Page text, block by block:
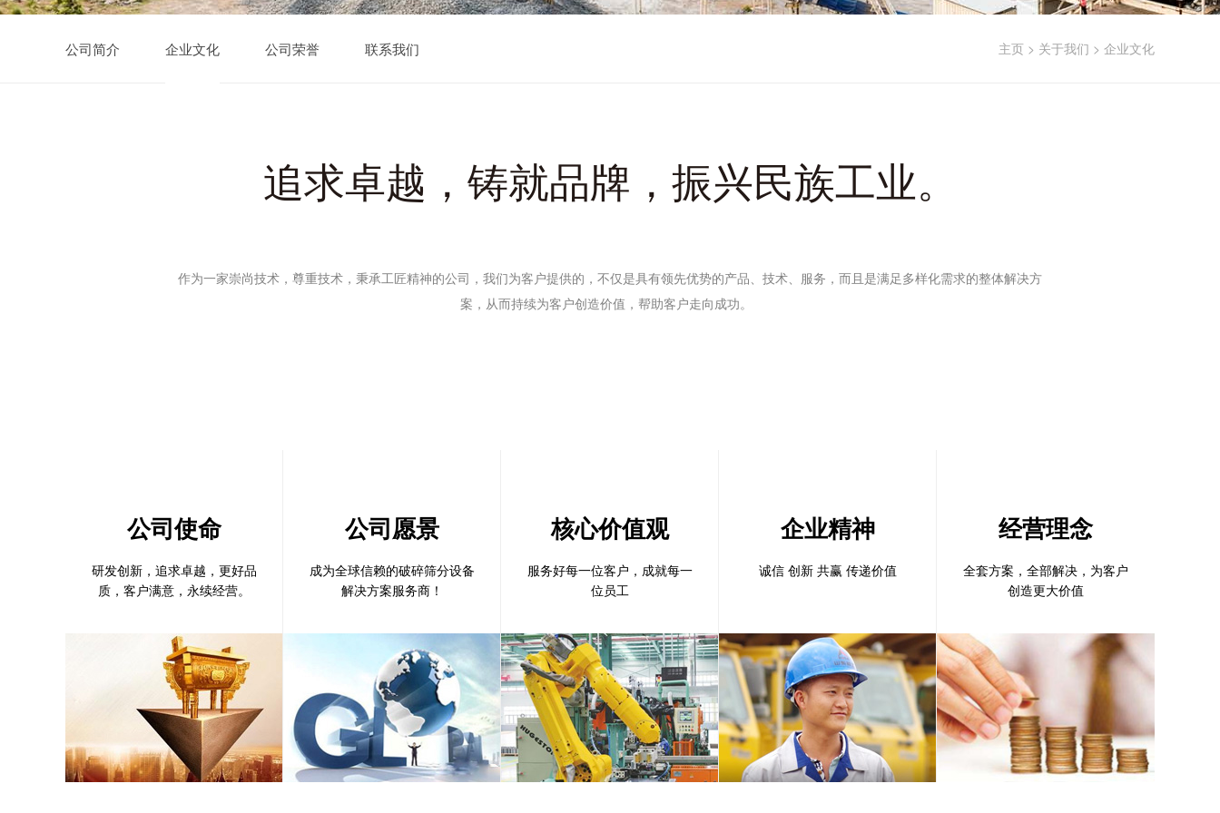
公司简介 企业文化 公司荣誉 联系我们 主页 > 关于我们 > 企业文化
追求卓越，铸就品牌，振兴民族工业。
作为一家崇尚技术，尊重技术，秉承工匠精神的公司，我们为客户提供的，不仅是具有领先优势的产品、技术、服务，而且是满足多样化需求的整体解决方
案，从而持续为客户创造价值，帮助客户走向成功。
公司使命
研发创新，追求卓越，更好品
质，客户满意，永续经营。
公司愿景
成为全球信赖的破碎筛分设备
解决方案服务商！
核心价值观
服务好每一位客户，成就每一
位员工
企业精神
诚信 创新 共赢 传递价值
经营理念
全套方案，全部解决，为客户
创造更大价值